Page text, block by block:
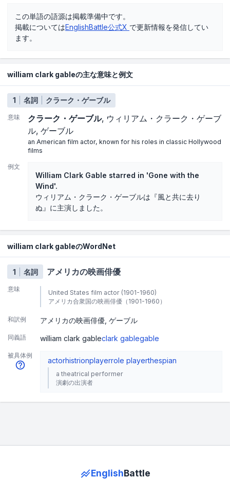
この単語の語源は掲載準備中です。
掲載についてはEnglishBattle公式X で更新情報を発信してい
ます。
william clark gableの主な意味と例文
1 名詞 クラーク・ゲーブル
意味 クラーク・ゲーブル ウィリアム・クラーク・ゲーブ
ル ゲーブル
an American film actor, known for his roles in classic Hollywood
films
例文
William Clark Gable starred in 'Gone with the
Wind'.
ウィリアム・クラーク・ゲーブルは『風と共に去り
ぬ』に主演しました。
william clark gableのWordNet
1 名詞 アメリカの映画俳優
意味
United States film actor (1901-1960)
アメリカ合衆国の映画俳優（1901-1960）
和訳例 アメリカの映画俳優 ゲーブル
同義語 william clark gableclark gablegable
被具体例
actorhistrionplayerrole playerthespian
a theatrical performer
演劇の出演者
EnglishBattle